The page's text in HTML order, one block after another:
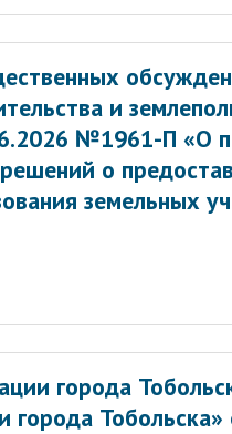
и
№1961-П «О
о
земельных
города
города